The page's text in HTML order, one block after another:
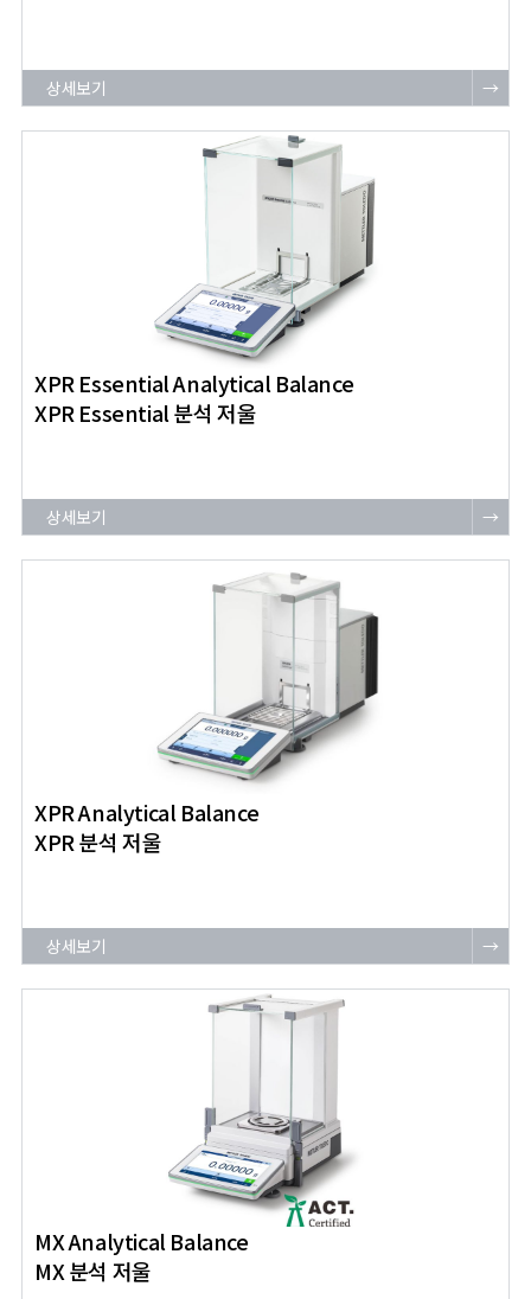
상세보기 →
XPR Essential Analytical Balance
XPR Essential 분석 저울
상세보기 →
XPR Analytical Balance
XPR 분석 저울
상세보기 →
MX Analytical Balance
MX 분석 저울